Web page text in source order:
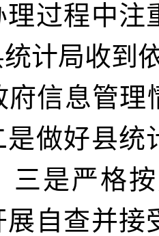
理过程中注
统计局收到
府信息管理
是做好县统
三是严格
展自查并接